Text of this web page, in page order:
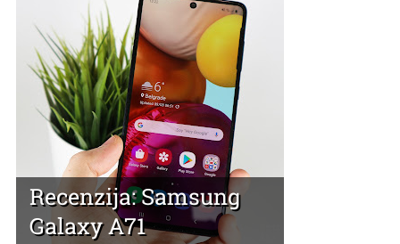
Recenzija: Samsung
Galaxy A71